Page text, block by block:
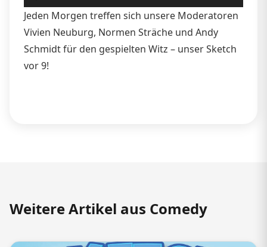
Player
Jeden Morgen treffen sich unsere Moderatoren
Vivien Neuburg, Normen Sträche und Andy
Schmidt für den gespielten Witz – unser Sketch
vor 9!
Weitere Artikel aus Comedy